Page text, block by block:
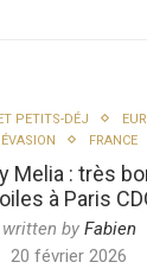
PETITS-DÉJ
ÉVASION
FRANCE
Melia : très
à Paris
written by Fabien
20 février 2026